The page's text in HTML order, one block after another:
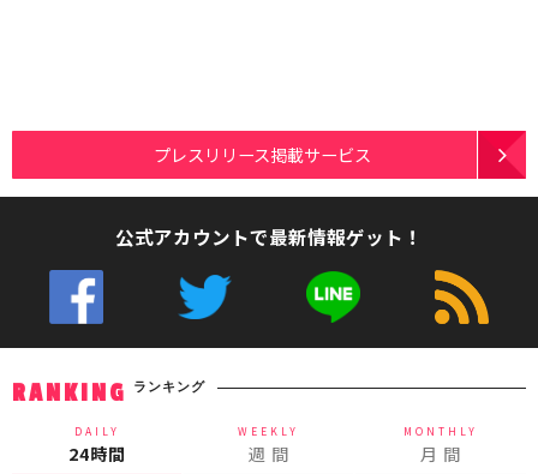
プレスリリース掲載サービス
公式アカウントで最新情報ゲット！
RANKING ランキング
DAILY
24時間
WEEKLY
週 間
MONTHLY
月 間